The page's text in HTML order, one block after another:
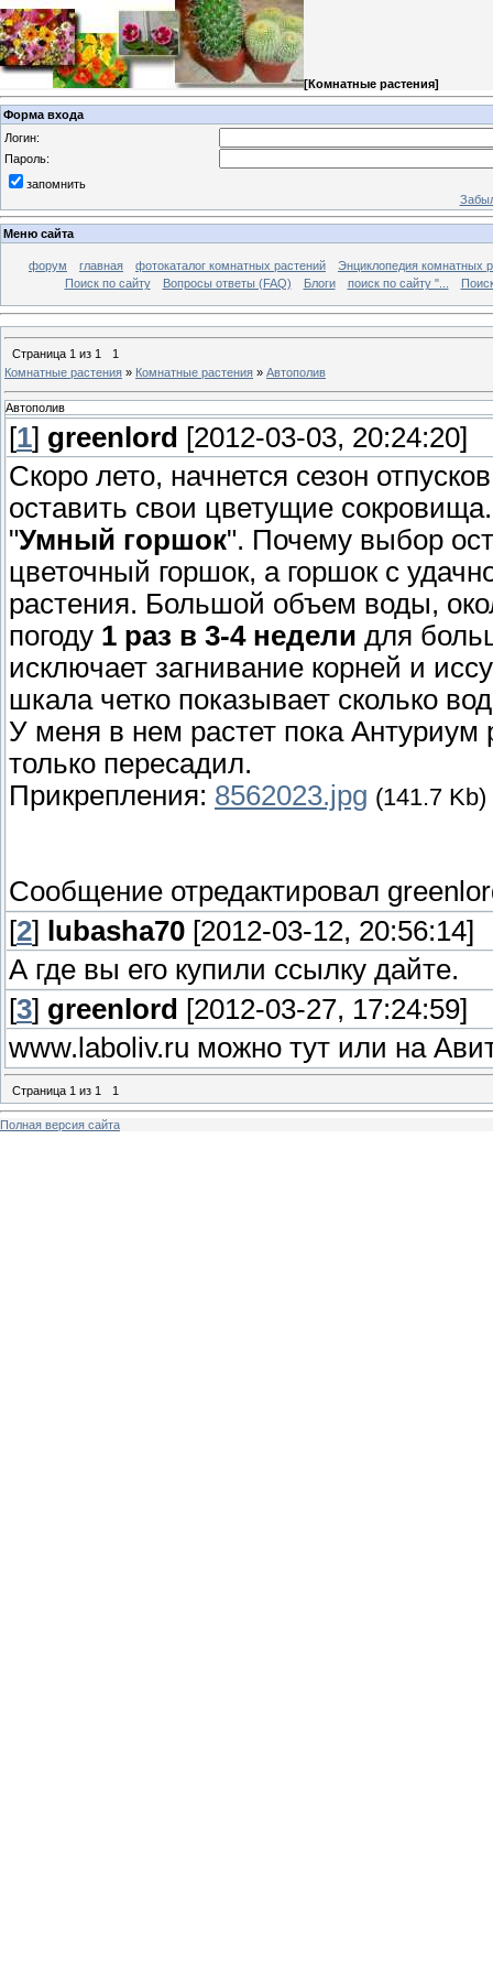
[Комнатные растения]
Форма входа
Логин:
Пароль:
запомнить
Меню сайта
форум главная фотокаталог комнатных растений
Энциклопедия комнатных
Поиск по сайту
Вопросы ответы (FAQ) Блоги поиск по сайту "...
Страница 1 из 1
1
Комнатные растения » Комнатные растения » Автополив
Автополив
[1] greenlord [2012-03-03, 20:24:20]
Скоро лето, начнется сезон
оставить свои цветущие
"Умный горшок". Почему выбор
цветочный горшок, а горшок с
растения. Большой объем воды,
погоду 1 раз в 3-4 недели для
исключает загнивание корней и
шкала четко показывает сколько
У меня в нем растет пока
только пересадил.
Прикрепления: 8562023.jpg (141.7 Kb)
Сообщение отредактировал
[2] lubasha70 [2012-03-12, 20:56:14]
А где вы его купили ссылку дайте.
[3] greenlord [2012-03-27, 17:24:59]
www.laboliv.ru можно тут или на
Страница 1 из 1 1
Полная версия сайта